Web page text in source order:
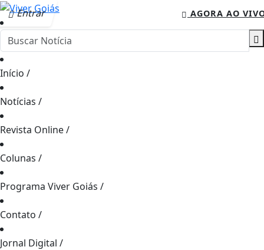
Entrar AGORA AO
Início /
Notícias /
Revista Online/
Colunas /
Programa Viver Goiás /
Contato /
Jornal Digital /